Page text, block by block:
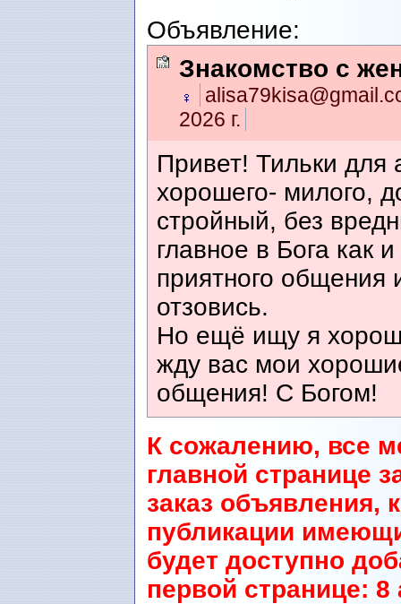
Объявление:
Знакомство с
2026 г.
Привет! Тильки для
хорошего- милого,
стройный, без
главное в Бога как
приятного общения
отзовись.
Но ещё ищу я
жду вас мои
общения! С Богом!
К сожалению, все
главной странице
заказ объявления,
публикации
будет доступно
первой странице: 8